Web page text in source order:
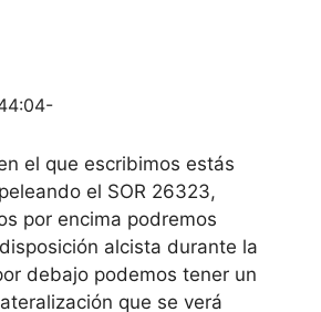
el que escribimos estás
el SOR 26323,
por encima podremos
alcista durante la
debajo podemos tener un
que se verá